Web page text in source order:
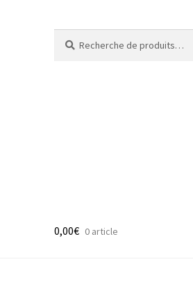
pour :
0,00€ 0 article